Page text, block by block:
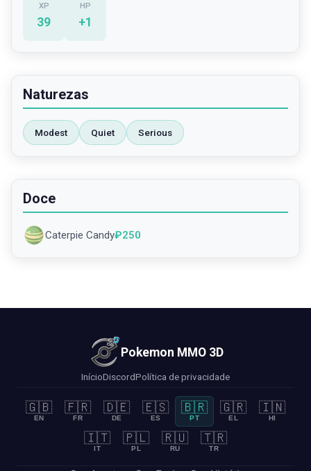
XP
39
HP
+1
Naturezas
Modest Quiet Serious
Doce
Caterpie Candy₽250
Pokemon MMO 3D
InícioDiscordPolítica de privacidade
🇬🇧
EN
🇫🇷
FR
🇩🇪
DE
🇪🇸
ES
🇧🇷
PT
🇬🇷
EL
🇮🇳
HI
🇮🇹
IT
🇵🇱
PL
🇷🇺
RU
🇹🇷
TR